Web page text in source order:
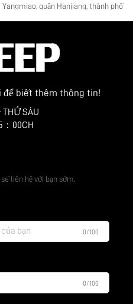
Yangmiao, quận Hanjiang, thành phố
để biết thêm thông tin!
THỨ SÁU
：00CH
liên hệ với bạn sớm.
0/100
0/100